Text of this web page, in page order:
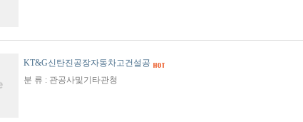
KT&G신탄진공장자동차고건설공
분 류 : 관공사및기타관청